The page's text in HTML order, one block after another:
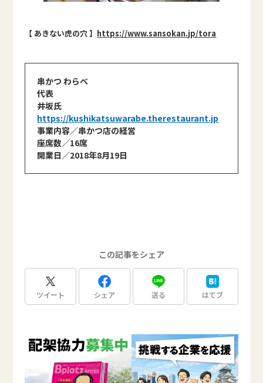
【 あきない虎の穴 】 https://www.sansokan.jp/tora
串かつ わらべ
代表
井坂氏
https://kushikatsuwarabe.therestaurant.jp
事業内容／串かつ店の経営
座席数／16席
開業日／2018年8月19日
この記事をシェア
ツイート シェア 送る はてブ